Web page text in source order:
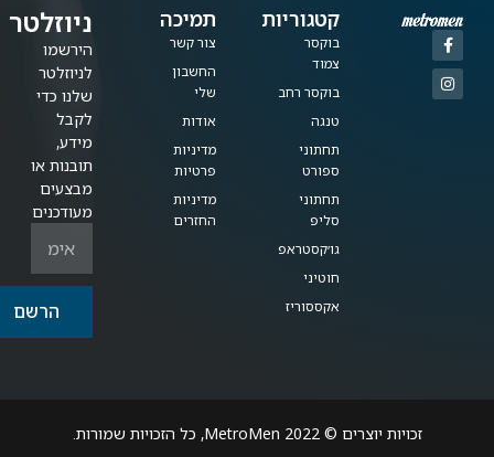
קטגוריות
בוקסר
צמוד
בוקסר רחב
טנגה
תחתוני
ספורט
תחתוני
סליפ
גו׳קסטראפ
חוטיני
אקססוריז
תמיכה
צור קשר
החשבון
שלי
אודות
מדיניות
פרטיות
מדיניות
החזרים
ניוזלטר
הירשמו
לניוזלטר
שלנו כדי
לקבל
מידע,
תובנות או
מבצעים
מעודכנים
הרשם
זכויות יוצרים © 2022 MetroMen, כל הזכויות שמורות.